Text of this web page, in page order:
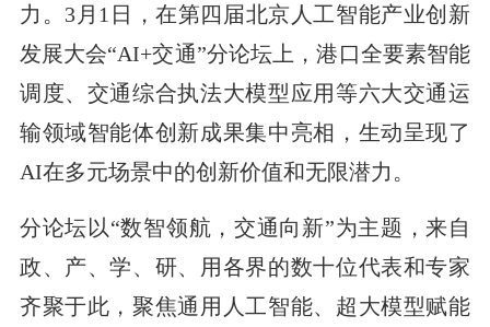
力。3月1日，在第四届北京人工智能产业创新
发展大会“AI+交通”分论坛上，港口全要素智能
调度、交通综合执法大模型应用等六大交通运
输领域智能体创新成果集中亮相，生动呈现了
AI在多元场景中的创新价值和无限潜力。
分论坛以“数智领航，交通向新”为主题，来自
政、产、学、研、用各界的数十位代表和专家
齐聚于此，聚焦通用人工智能、超大模型赋能